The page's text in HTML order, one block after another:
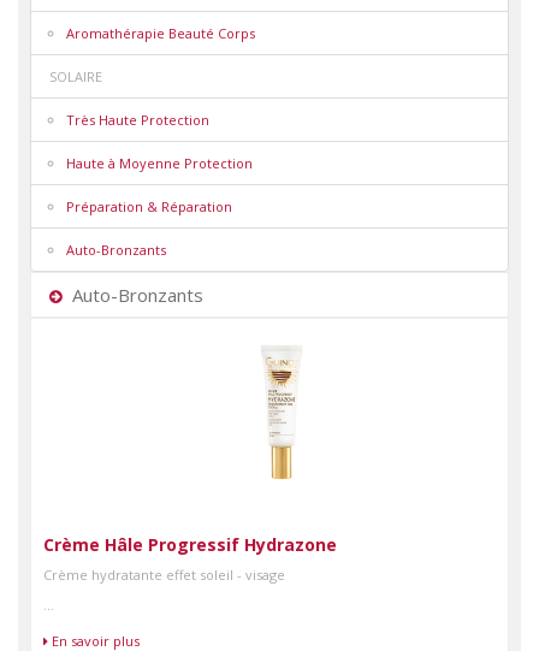
Aromathérapie Beauté Corps
SOLAIRE
Très Haute Protection
Haute à Moyenne Protection
Préparation & Réparation
Auto-Bronzants
Auto-Bronzants
Crème Hâle Progressif Hydrazone
Crème hydratante effet soleil - visage
...
En savoir plus